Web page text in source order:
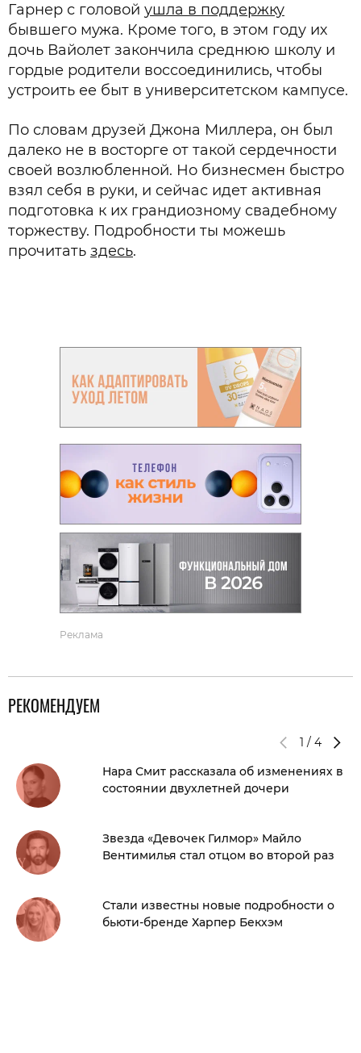
Гарнер с головой ушла в поддержку
бывшего мужа. Кроме того, в этом году их
дочь Вайолет закончила среднюю школу и
гордые родители воссоединились, чтобы
устроить ее быт в университетском кампусе.
По словам друзей Джона Миллера, он был
далеко не в восторге от такой сердечности
своей возлюбленной. Но бизнесмен быстро
взял себя в руки, и сейчас идет активная
подготовка к их грандиозному свадебному
торжеству. Подробности ты можешь
прочитать здесь.
Реклама
РЕКОМЕНДУЕМ
1 / 4
Нара Смит рассказала об изменениях в
состоянии двухлетней дочери
Звезда «Девочек Гилмор» Майло
Вентимилья стал отцом во второй раз
Стали известны новые подробности о
бьюти-бренде Харпер Бекхэм